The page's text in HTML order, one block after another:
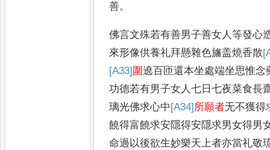
善。
佛言文殊若有善男子善女人等發心
來形像供養礼拜懸雜色旛盖燒香散
[A33] 圍遶百匝還本坐處端坐思惟念
功德若有男子女人七日七夜菜食長
璃光佛求心中 [A34] 所願者无不獲得
饒得富饒求安隱得安隱求男女得男
命過以後欲生妙樂天上者亦當礼敬